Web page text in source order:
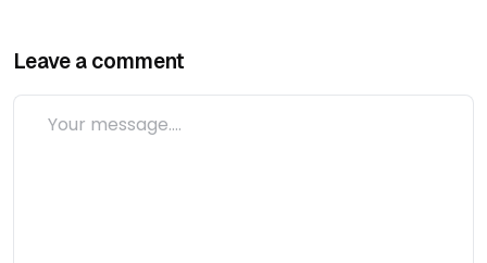
Leave a comment